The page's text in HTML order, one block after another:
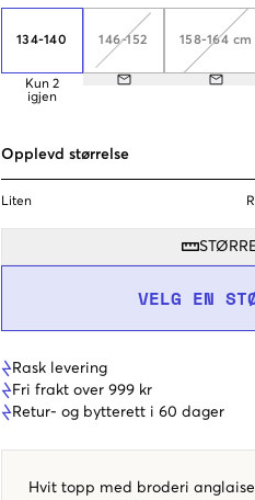
134-140
Kun 2
igjen
146-152 158-164 cm
Opplevd størrelse
Liten
VELG EN
Rask levering
Fri frakt over 999 kr
Retur- og bytterett i 60 dager
Hvit topp med broderi anglaise